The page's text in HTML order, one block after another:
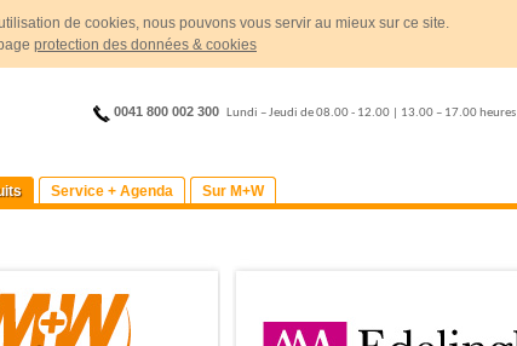
de cookies, nous pouvons vous servir au mieux sur ce site.
protection des données & cookies
0041 800 002 300 Lundi – Jeudi de 08.00 - 12.00 | 13.00 – 17.00 heures
Service + Agenda Sur M+W